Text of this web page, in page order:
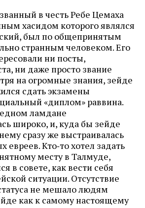
в честь Ребе Цемаха
хасидом которого являлся
был по общепринятым
странным человеком. Его
ни посты,
ни даже просто звание
на огромные знания, зейде
сдать экзамены
«диплом» раввина.
ламдане
широко, и, куда бы зейде
сразу же выстраивалась
евреев. Кто‑то хотел задать
месту в Талмуде,
в совете, как вести себя
ситуации. Отсутствие
не мешало людям
как к самому настоящему